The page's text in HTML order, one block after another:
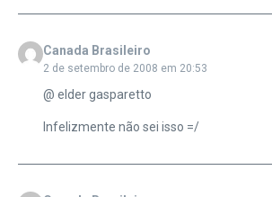
Canada Brasileiro
2 de setembro de 2008 em 20:53
@ elder gasparetto
Infelizmente não sei isso =/